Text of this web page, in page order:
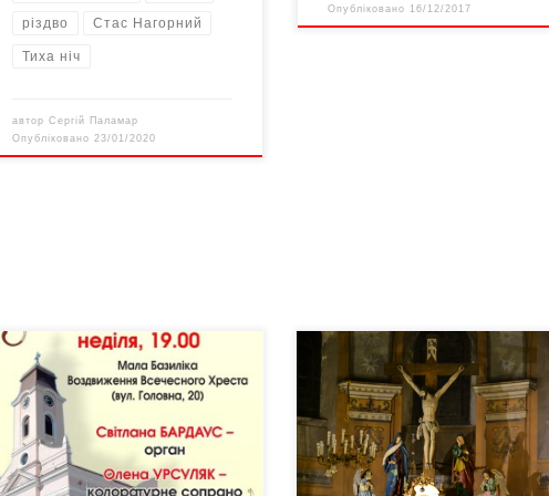
різдво Стас Нагорний
Тиха ніч
авторСергій Паламар
Опубліковано23/01/2020
Опубліковано 16/12/2017
У неділю, 8 листопада, в Малій
базиліці Воздвиження Чесного
Хреста (вул. Головна, 20) в
Чернівцях відбудеться концерт
«Реквієм» – у пам’яті і молитві з
тими, хто відійшов у вічність. Для
3 листопада у Чернівцях у римо-
католицькому костелі Воздвиження
Святого Хреста відбувся концерт
духовної музики. Захід присвячений
пам’яті всіх померлих, яких
католицька церква згадує на